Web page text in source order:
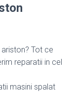
Tot ce
reparatii in cel
masini spalat